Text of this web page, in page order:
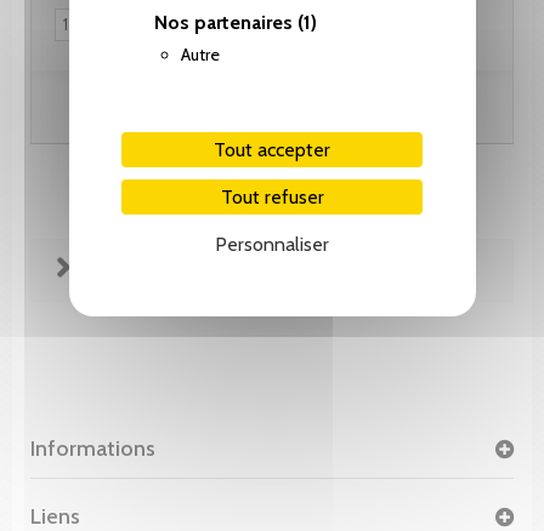
Nos partenaires (1)
Autre
Tout accepter
Tout refuser
Personnaliser
Informations
Liens